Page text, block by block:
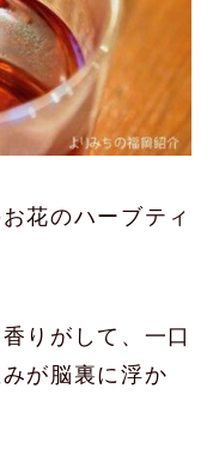
花のハーブティ
りがして、一口
が脳裏に浮か